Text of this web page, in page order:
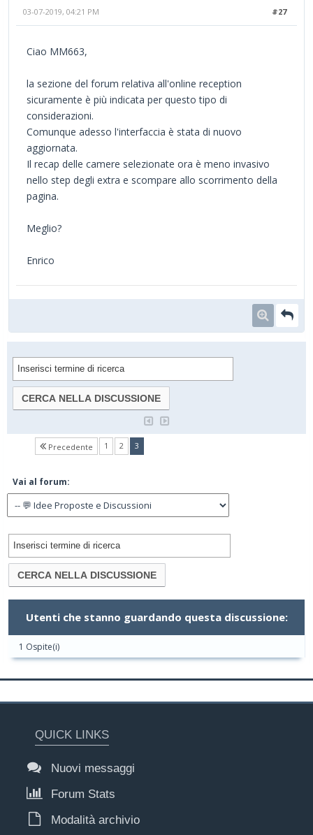
#27
03-07-2019, 04:21 PM
Ciao MM663,
la sezione del forum relativa all'online reception
sicuramente è più indicata per questo tipo di
considerazioni.
Comunque adesso l'interfaccia è stata di nuovo
aggiornata.
Il recap delle camere selezionate ora è meno invasivo
nello step degli extra e scompare allo scorrimento della
pagina.
Meglio?
Enrico
Precedente 1 2 3(current)
Vai al forum:
Utenti che stanno guardando questa discussione:
1 Ospite(i)
QUICK LINKS
Nuovi messaggi
Forum Stats
Modalità archivio